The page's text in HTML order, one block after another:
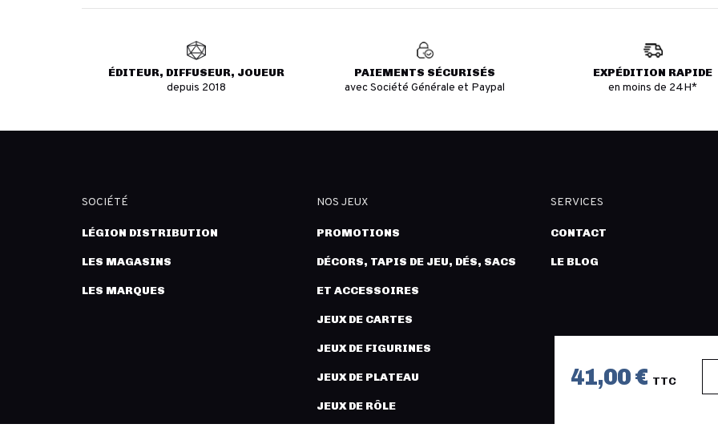
41,00 € TTC
ÉDITEUR, DIFFUSEUR, JOUEUR
depuis 2018
PAIEMENTS SÉCURISÉS
avec Société Générale et Paypal
EXPÉDITION RAPIDE
en moins de 24H*
SOCIÉTÉ
LÉGION DISTRIBUTION
LES MAGASINS
LES MARQUES
NOS JEUX
PROMOTIONS
DÉCORS, TAPIS DE JEU, DÉS, SACS
ET ACCESSOIRES
JEUX DE CARTES
JEUX DE FIGURINES
JEUX DE PLATEAU
JEUX DE RÔLE
SERVICES
CONTACT
LE BLOG